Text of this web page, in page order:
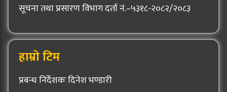
सूचना तथा प्रसारण विभाग दर्ता नं.–५३१८-२०८२/२०८३
हाम्रो टिम
प्रबन्ध निर्देशकः दिनेश भण्डारी